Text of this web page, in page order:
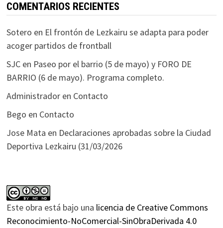
COMENTARIOS RECIENTES
Sotero en El frontón de Lezkairu se adapta para poder
acoger partidos de frontball
SJCen Paseo por el barrio (5 de mayo) y FORO DE
BARRIO (6 de mayo). Programa completo.
Administradoren Contacto
Bego en Contacto
Jose Mata en Declaraciones aprobadas sobre la Ciudad
Deportiva Lezkairu (31/03/2026
Este obra está bajo una licencia de Creative Commons
Reconocimiento-NoComercial-SinObraDerivada 4.0